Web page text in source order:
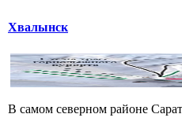
Хвалынск
В самом северном районе